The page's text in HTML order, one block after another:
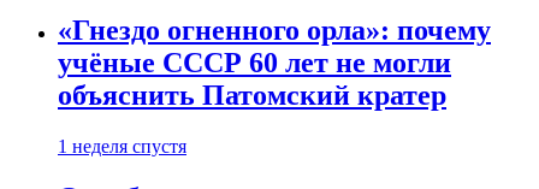
«Гнездо огненного орла»: почему
учёные СССР 60 лет не могли
объяснить Патомский кратер
1 неделя спустя